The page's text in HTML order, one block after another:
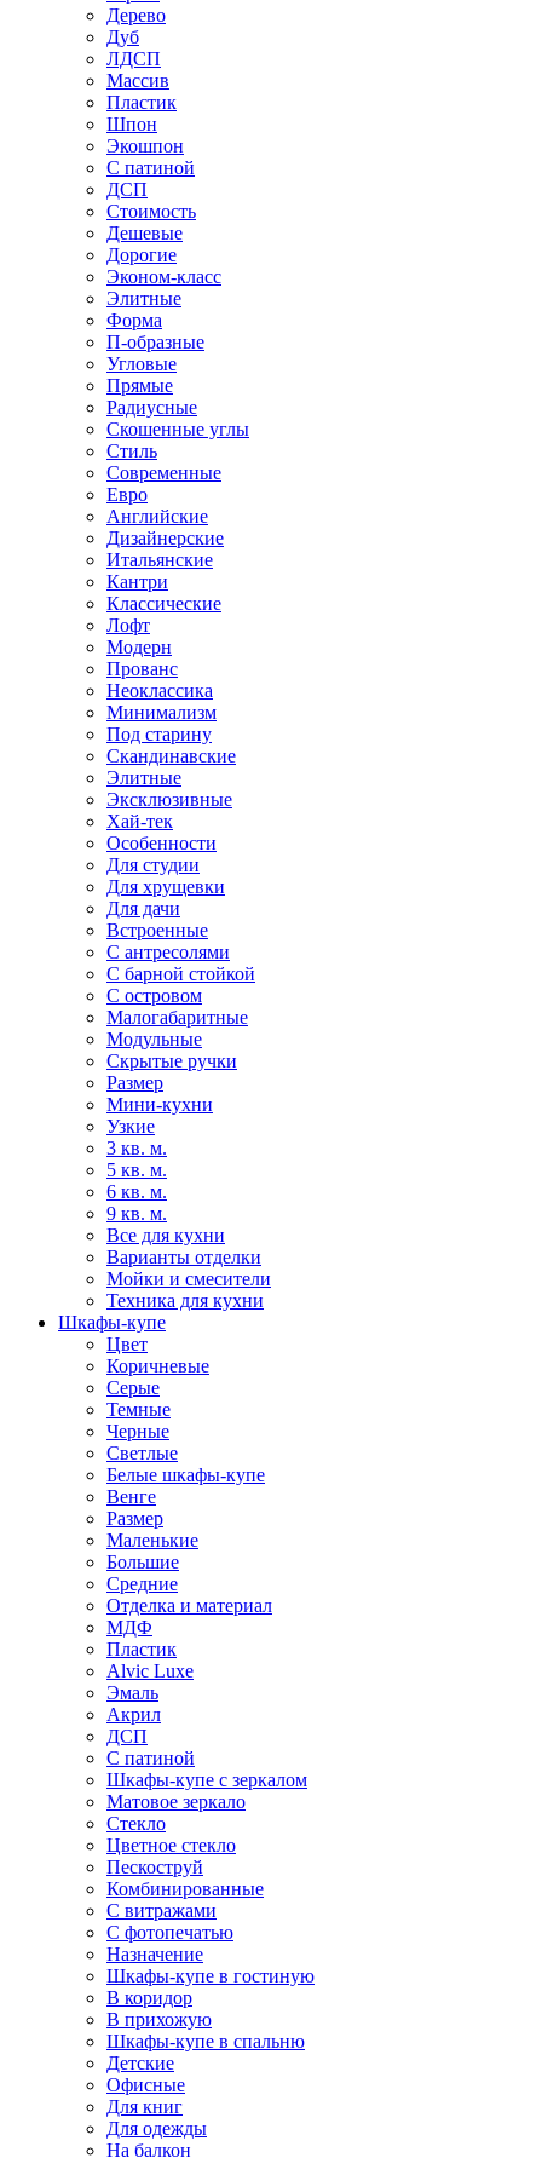
Дерево
Дуб
ЛДСП
Массив
Пластик
Шпон
Экошпон
С патиной
ДСП
Стоимость
Дешевые
Дорогие
Эконом-класс
Элитные
Форма
П-образные
Угловые
Прямые
Радиусные
Скошенные углы
Стиль
Современные
Евро
Английские
Дизайнерские
Итальянские
Кантри
Классические
Лофт
Модерн
Прованс
Неоклассика
Минимализм
Под старину
Скандинавские
Элитные
Эксклюзивные
Хай-тек
Особенности
Для студии
Для хрущевки
Для дачи
Встроенные
С антресолями
С барной стойкой
С островом
Малогабаритные
Модульные
Скрытые ручки
Размер
Мини-кухни
Узкие
3 кв. м.
5 кв. м.
6 кв. м.
9 кв. м.
Все для кухни
Варианты отделки
Мойки и смесители
Техника для кухни
Шкафы-купе
Цвет
Коричневые
Серые
Темные
Черные
Светлые
Белые шкафы-купе
Венге
Размер
Маленькие
Большие
Средние
Отделка и материал
МДФ
Пластик
Alvic Luxe
Эмаль
Акрил
ДСП
С патиной
Шкафы-купе с зеркалом
Матовое зеркало
Стекло
Цветное стекло
Пескоструй
Комбинированные
С витражами
С фотопечатью
Назначение
Шкафы-купе в гостиную
В коридор
В прихожую
Шкафы-купе в спальню
Детские
Офисные
Для книг
Для одежды
На балкон